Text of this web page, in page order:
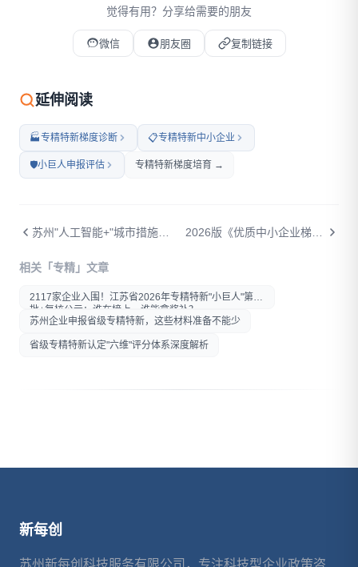
觉得有用？分享给需要的朋友
微信 朋友圈 复制链接
微信扫码打开本文
在微信内打开后分享给好友或
延伸阅读
🏭专精特新梯度诊断 📋专精特新中小企业
🛡️小巨人申报评估 专精特新梯度培育 →
相关「专精」文章
2117家企业入围！江苏省2026年专精特新"小巨人"第八
批+复核公示：谁在榜上，谁能拿奖补？
苏州企业申报省级专精特新，这些材料准备不能少
省级专精特新认定"六维"评分体系深度解析
新每创
苏州新每创科技服务有限公司，专注科技型企业政策咨